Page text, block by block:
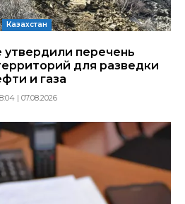
Казахстан
утвердили перечень
для разведки
и газа
| 07.08.2026